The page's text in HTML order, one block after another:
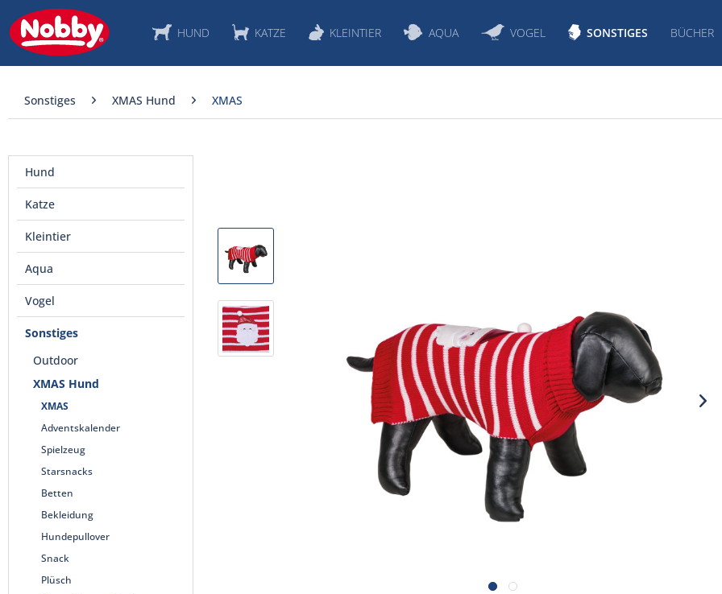
HUND KATZE KLEINTIER AQUA VOGEL SONSTIGES BÜCHER
Sonstiges XMAS Hund XMAS
Hund
Katze
Kleintier
Aqua
Vogel
Sonstiges
Outdoor
XMAS Hund
XMAS
Adventskalender
Spielzeug
Starsnacks
Betten
Bekleidung
Hundepullover
Snack
Plüsch